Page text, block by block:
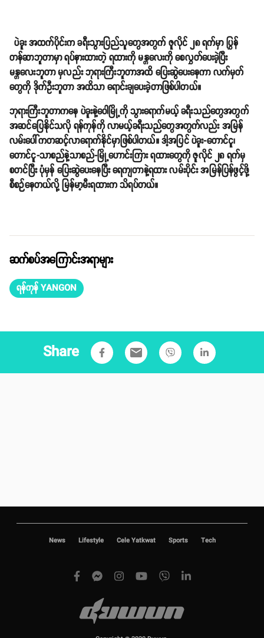
ပဲခူး အထက်ပိုင်းက ခရီးသွားပြည်သူတွေအတွက် ဇူလိုင် ၂၈ ရက်မှာ ပြွှန်
တန်ဆာဘူတာမှာ ရပ်နားထားတဲ့ ရထားကို မန္တလေးကို စေလွှတ်ပေးခဲ့ပြီး
မန္တလေးဘူတာ မှလည်း ဘုရားကြီးဘူတာအထိ ပြေးဆွဲပေးနေကာ လက်မှတ်
တွေကို ဒိုက်ဦးဘူတာ အထိသာ ရောင်းချပေးခဲ့တာဖြစ်ပါတယ်။
ဘုရားကြီးဘူတာကနေ ပဲခူးနဲ့ဝေါမြို့ကို သွားရောက်မယ့် ခရီးသည်တွေအတွက်
အဆင်ပြေနိုင်သလို ရန်ကုန်ကို လာမယ့်ခရီးသည်တွေအတွက်လည်း အမြန်
လမ်းပေါ်ကတဆင့်လာရောက်နိုင်မှာဖြစ်ပါတယ်။ ဒါ့အပြင် ပဲခူး-တောင်ငူ၊
တောင်ငူ-သာစည်နဲ့သာစည်-မြို့ဟောင်းကြား ရထားတွေကို ဇူလိုင် ၂၈ ရက်မှ
စတင်ပြီး ပုံမှန် ပြေးဆွဲပေးနေပြီး ရေကျတာနဲ့ရထား လမ်းပိုင်း အမြန်ပြန်ဖွင့်ဖို့
စီစဉ်နေတယ်လို့ မြန်မာ့မီးရထားက သိရပ်တယ်။
ဆက်စပ်အကြောင်းအရာများ
ရန်ကုန် YANGON
Share email
News Lifestyle Cele Yatkwat Sports Tech